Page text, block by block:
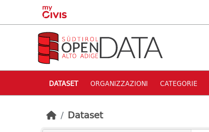
Skip to main content
DATASET ORGANIZZAZIONI CATEGORIE
Dataset